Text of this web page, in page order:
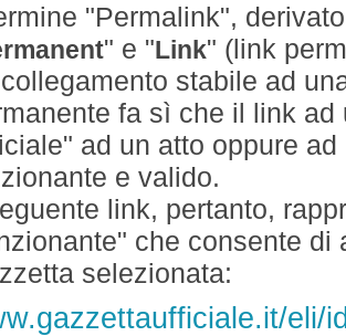
"Permalink",
" e " Link" (link
stabile ad
fa sì che il link
ad un atto oppure
e valido.
link, pertanto,
che consente
selezionata:
eli/